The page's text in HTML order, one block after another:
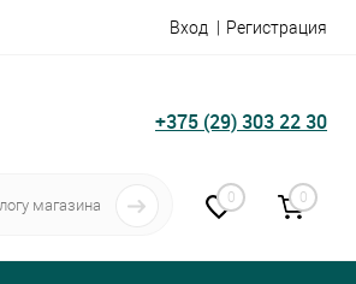
Вход Регистрация
+375 (29) 303 22 30
0 0